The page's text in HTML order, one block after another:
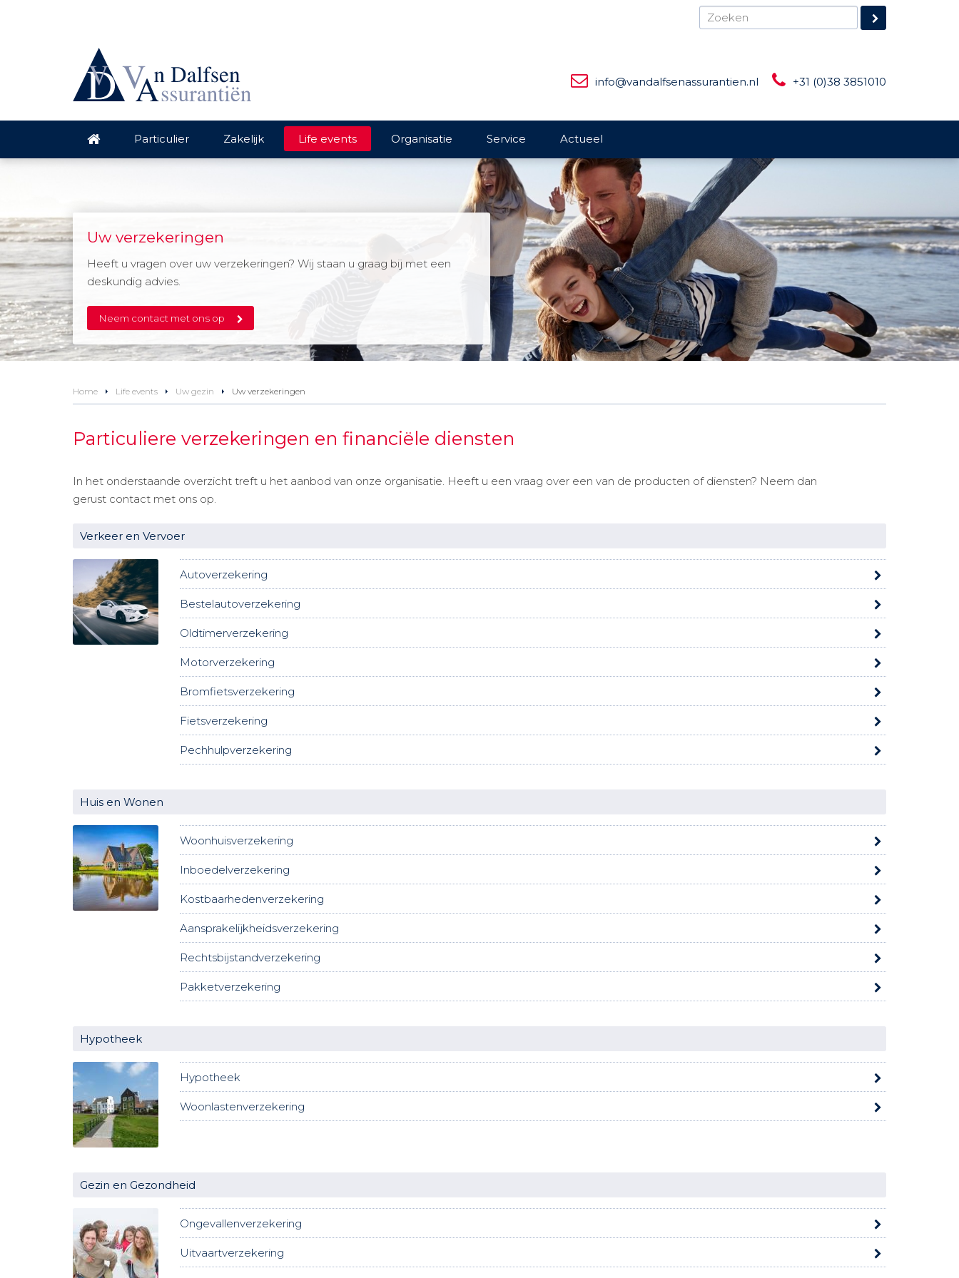
info@vandalfsenassurantien.nl +31 (0)38 3851010
Particulier Zakelijk Life events Organisatie Service Actueel
Uw verzekeringen
Heeft u vragen over uw verzekeringen? Wij staan u graag bij met een
deskundig advies.
Neem contact met ons op
Home Life events Uw gezin Uw verzekeringen
Particuliere verzekeringen en financiële diensten
In het onderstaande overzicht treft u het aanbod van onze organisatie. Heeft u een vraag over een van de producten of diensten? Neem dan
gerust contact met ons op.
Verkeer en Vervoer
Autoverzekering
Bestelautoverzekering
Oldtimerverzekering
Motorverzekering
Bromfietsverzekering
Fietsverzekering
Pechhulpverzekering
Huis en Wonen
Woonhuisverzekering
Inboedelverzekering
Kostbaarhedenverzekering
Aansprakelijkheidsverzekering
Rechtsbijstandverzekering
Pakketverzekering
Hypotheek
Hypotheek
Woonlastenverzekering
Gezin en Gezondheid
Ongevallenverzekering
Uitvaartverzekering